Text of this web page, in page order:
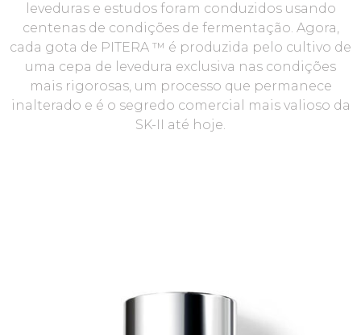
leveduras e estudos foram conduzidos usando
centenas de condições de fermentação. Agora,
cada gota de PITERA ™ é produzida pelo cultivo de
uma cepa de levedura exclusiva nas condições
mais rigorosas, um processo que permanece
inalterado e é o segredo comercial mais valioso da
SK-II até hoje.